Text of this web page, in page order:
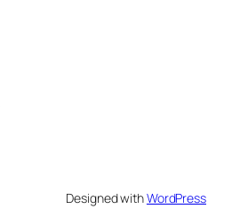
Designed withWordPress